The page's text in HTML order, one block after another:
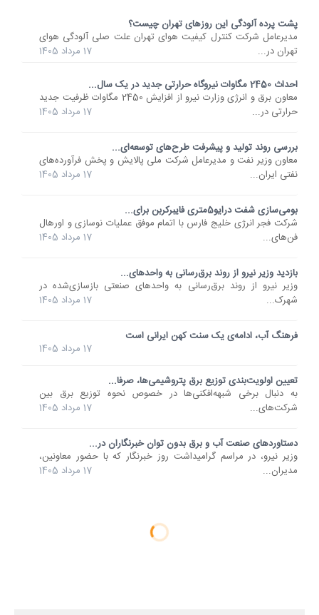
پشت پرده آلودگی این روزهای تهران چیست؟
مدیرعامل شرکت کنترل کیفیت هوای تهران علت صلی آلودگی هوای
تهران در...
17 مرداد 1405
احداث 2450 مگاوات نیروگاه حرارتی جدید در یک سال...
معاون برق و انرژی وزارت نیرو از افزایش 2450 مگاوات ظرفیت جدید
حرارتی در...
17 مرداد 1405
بررسی روند تولید و پیشرفت طرح‌های توسعه‌ای...
معاون وزیر نفت و مدیرعامل شرکت ملی پالایش و پخش فرآورده‌های
نفتی ایران...
17 مرداد 1405
بومی‌سازی شفت درایو5متری فایبرکربن برای...
شرکت فجر انرژی خلیج فارس با اتمام موفق عملیات نوسازی و اورهال
فن‌های...
17 مرداد 1405
بازدید وزیر نیرو از روند برق‌رسانی به واحدهای...
وزیر نیرو از روند برق‌رسانی به واحدهای صنعتی بازسازی‌شده در
شهرک...
17 مرداد 1405
فرهنگ آب، ادامه‌ی یک سنت کهن ایرانی است
17 مرداد 1405
تعیین اولویت‌بندی توزیع برق پتروشیمی‌ها، صرفا...
به دنبال برخی شبهه‌افکنی‌ها در خصوص نحوه توزیع برق بین
شرکت‌های...
17 مرداد 1405
دستاوردهای صنعت آب و برق بدون توان خبرنگاران در...
وزیر نیرو، در مراسم گرامیداشت روز خبرنگار که با حضور معاونین،
مدیران...
17 مرداد 1405